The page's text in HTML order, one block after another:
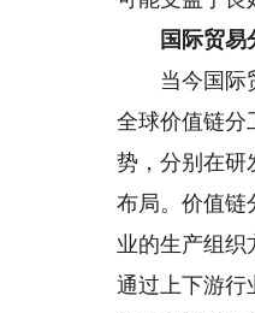
国际贸易
当今国际贸
全球价值链分
势，分别在研
布局。价值链
业的生产组织
通过上下游行